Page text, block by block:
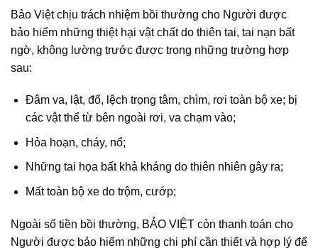
Bảo Việt chịu trách nhiệm bồi thường cho Người được
bảo hiểm những thiệt hại vật chất do thiên tai, tai nạn bất
ngờ, không lường trước được trong những trường hợp
sau:
Đâm va, lật, đổ, lệch trọng tâm, chìm, rơi toàn bộ xe; bị
các vật thể từ bên ngoài rơi, va chạm vào;
Hỏa hoạn, cháy, nổ;
Những tai họa bất khả kháng do thiên nhiên gây ra;
Mất toàn bộ xe do trộm, cướp;
Ngoài số tiền bồi thường, BẢO VIỆT còn thanh toán cho
Người được bảo hiểm những chi phí cần thiết và hợp lý để